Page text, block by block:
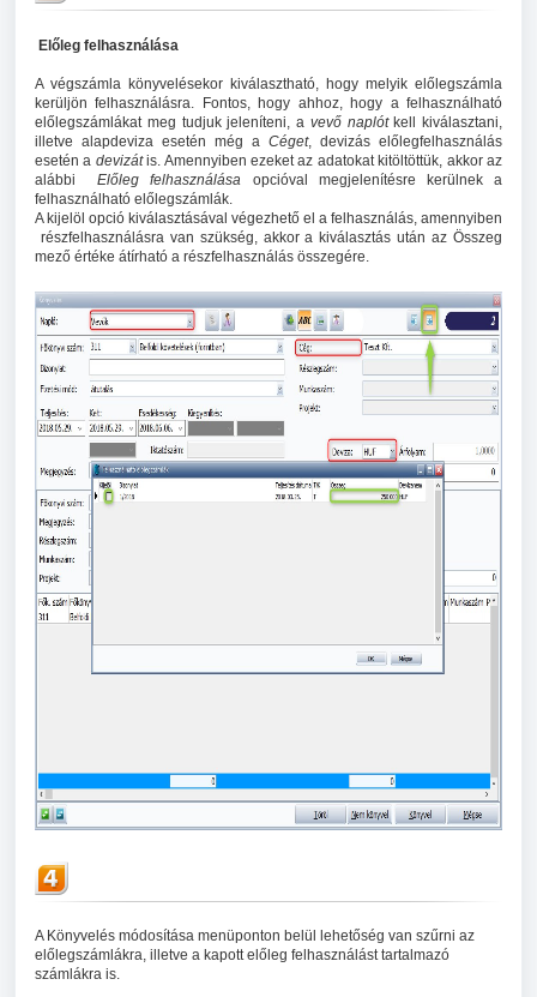
Előleg felhasználása
A végszámla könyvelésekor kiválasztható, hogy melyik előlegszámla
kerüljön felhasználásra. Fontos, hogy ahhoz, hogy a felhasználható
előlegszámlákat meg tudjuk jeleníteni, a vevő naplótkell kiválasztani,
illetve alapdeviza esetén még a Céget, devizás előlegfelhasználás
esetén a devizátis. Amennyiben ezeket az adatokat kitöltöttük, akkor az
alábbiElőleg felhasználása
opcióval megjelenítésre kerülnek a
felhasználható előlegszámlák.
A kijelöl opció kiválasztásával végezhető el a felhasználás, amennyiben
részfelhasználásra van szükség, akkor a kiválasztás után az Összeg
mező értéke átírható a részfelhasználás összegére.
A Könyvelés módosítása menüponton belül lehetőség van szűrni az
előlegszámlákra, illetve a kapott előleg felhasználást tartalmazó
számlákra is.